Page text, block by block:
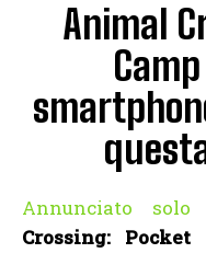
Animal
Annunciato
Crossing: Pocket